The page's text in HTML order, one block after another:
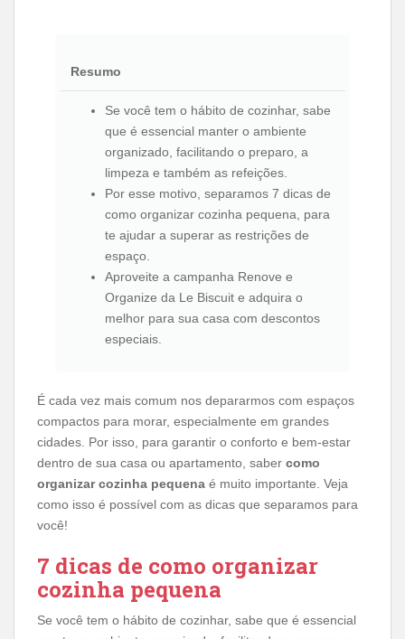
Resumo
Se você tem o hábito de cozinhar, sabe
que é essencial manter o ambiente
organizado, facilitando o preparo, a
limpeza e também as refeições.
Por esse motivo, separamos 7 dicas de
como organizar cozinha pequena, para
te ajudar a superar as restrições de
espaço.
Aproveite a campanha Renove e
Organize da Le Biscuit e adquira o
melhor para sua casa com descontos
especiais.
É cada vez mais comum nos depararmos com espaços
compactos para morar, especialmente em grandes
cidades. Por isso, para garantir o conforto e bem-estar
dentro de sua casa ou apartamento, saber como
organizar cozinha pequena é muito importante. Veja
como isso é possível com as dicas que separamos para
você!
7 dicas de como organizar
cozinha pequena
Se você tem o hábito de cozinhar, sabe que é essencial